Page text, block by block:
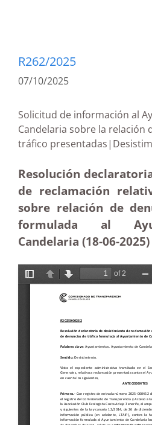
R262/2025
07/10/2025
Solicitud de información al
Candelaria sobre la relación
tráfico
Resolución
de reclamación
sobre relación de
formulada al
Candelaria (18-06-2025)